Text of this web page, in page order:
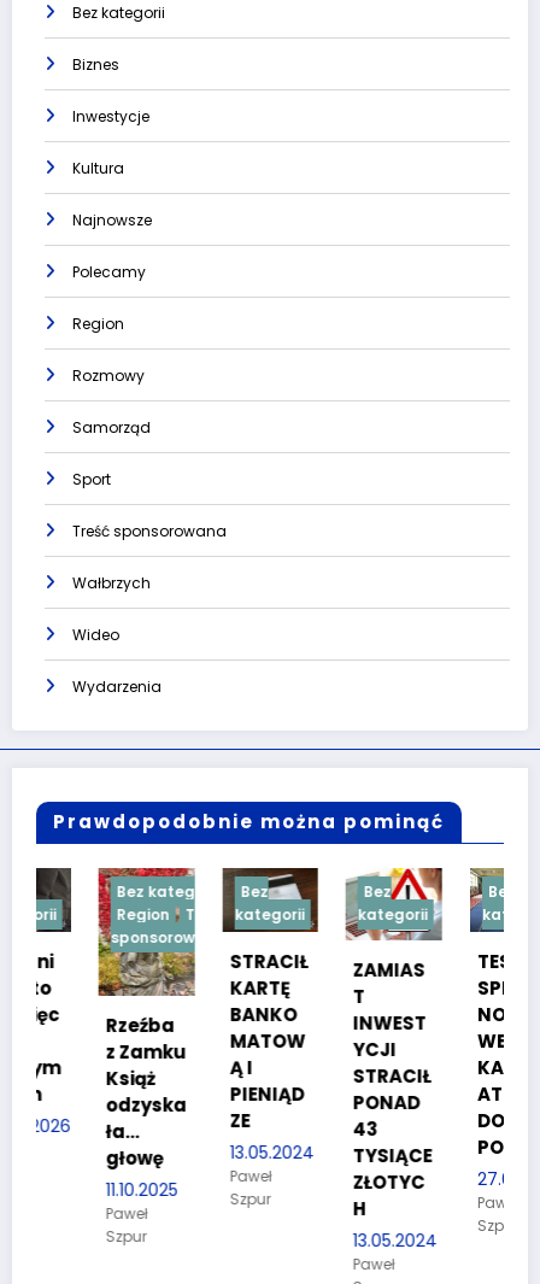
Bez kategorii
Biznes
Inwestycje
Kultura
Najnowsze
Polecamy
Region
Rozmowy
Samorząd
Sport
Treść sponsorowana
Wałbrzych
Wideo
Wydarzenia
Prawdopodobnie można pominąć
Bez kategorii
Region
Treść
sponsorowana
Rzeźba
z Zamku
Książ
odzyska
ła…
11.10.2025
Bez
kategorii
STRACIŁ
KARTĘ
BANKO
MATOW
PIENIĄD
13.05.2024
Szpur
Bez
kategorii
ZAMIAS
INWEST
YCJI
STRACIŁ
PONAD
TYSIĄCE
ZŁOTYC
13.05.2024
Bez
kategorii
TESTY
SPRAW
NOŚCIO
WE DLA
KANDYD
ATÓW
POLICJI
27.03.2024